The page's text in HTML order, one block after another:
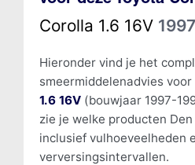
Corolla 1.6 16V
Hieronder vind je het
smeermiddelenadvies voor
1.6 16V(bouwjaar 1997-
zie je welke producten
inclusief vulhoeveelheden
verversingsintervallen.